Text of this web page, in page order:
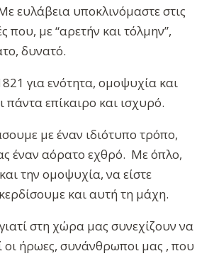
ευλάβεια υποκλινόμαστε στις
που, με “αρετήν και τόλμην”,
δυνατό.
για ενότητα, ομοψυχία και
πάντα επίκαιρο και ισχυρό.
με έναν ιδιότυπο τρόπο,
έναν αόρατο εχθρό. Με όπλο,
την ομοψυχία, να είστε
και αυτή τη μάχη.
στη χώρα μας συνεχίζουν να
ήρωες, συνάνθρωποι μας , που